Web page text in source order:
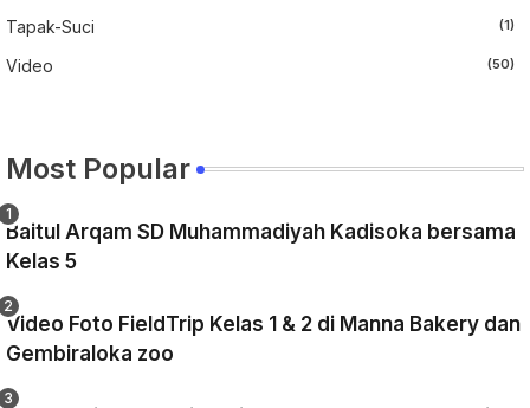
Tapak-Suci (1)
Video (50)
Most Popular
Baitul Arqam SD Muhammadiyah Kadisoka bersama
Kelas 5
Video Foto FieldTrip Kelas 1 & 2 di Manna Bakery dan
Gembiraloka zoo